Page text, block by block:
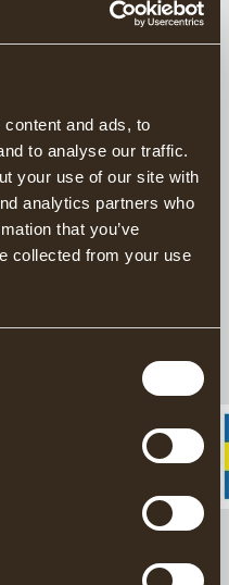
and ads, to
to analyse our traffic.
your use of our site with
analytics partners who
that you’ve
collected from your use
und bietet
ist es klein genug, um